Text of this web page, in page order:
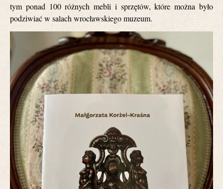
tym ponad 100 różnych mebli i sprzętów, które można było
podziwiać w salach wrocławskiego muzeum.